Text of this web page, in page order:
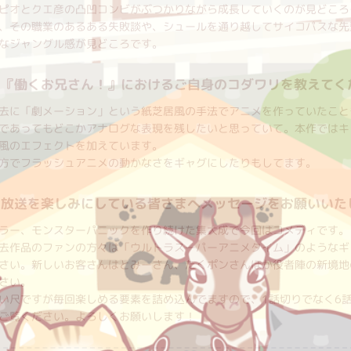
オとクエ彦の凸凹コンビがぶつかりながら成長していくのが見どこ
その職業のあるある失敗談や、シュールを通り越してサイコパスな
ジャングル感が見どころです。
働くお兄さん！』におけるご自身のコダワリを教えて
に「劇メーション」という紙芝居風の手法でアニメを作っていたこ
あってもどこかアナログな表現を残したいと思っていて。本作では
のエフェクトを加えています。
でフラッシュアニメの動かなさをギャグにしたりもしてます。
送を楽しみにしている皆さまへメッセージをお願いい
ー、モンスターパニックを作り続けた集大成で今回はコメディです。
作品のファンの方々は「ウルトラスーパーアニメタイム」のような
い。新しいお客さんはとみーさん、たくポンさんほか役者陣の新境
い。
尺ですが毎回楽しめる要素を詰め込んでますので、1話切りでなく6
覧ください。よろしくお願いします！